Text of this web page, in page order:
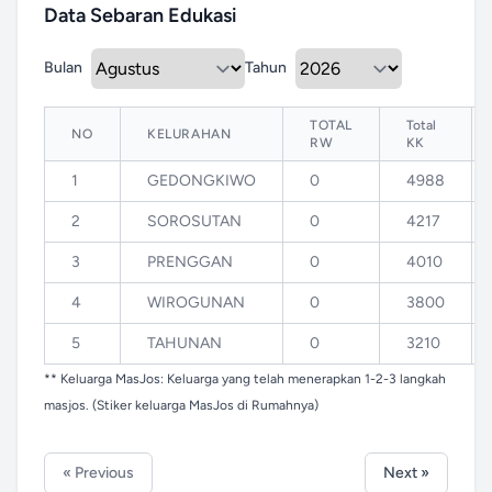
Data Sebaran Edukasi
Bulan Tahun
NO KELURAHAN
TOTAL
RW
Total
KK
1 GEDONGKIWO 0 4988
2 SOROSUTAN 0 4217
3 PRENGGAN 0 4010
4 WIROGUNAN 0 3800
5 TAHUNAN 0 3210
** Keluarga MasJos: Keluarga yang telah menerapkan 1-2-3 langkah
masjos. (Stiker keluarga MasJos di Rumahnya)
« Previous Next »